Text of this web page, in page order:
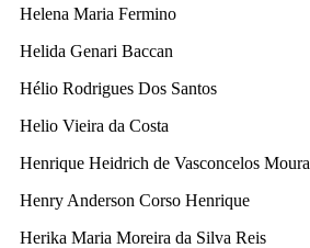
Helena Maria Fermino
Helida Genari Baccan
Hélio Rodrigues Dos Santos
Helio Vieira da Costa
Henrique Heidrich de Vasconcelos Moura
Henry Anderson Corso Henrique
Herika Maria Moreira da Silva Reis